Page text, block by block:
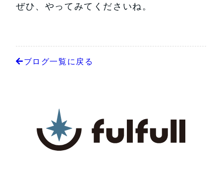
ぜひ、やってみてくださいね。
ブログ一覧に戻る